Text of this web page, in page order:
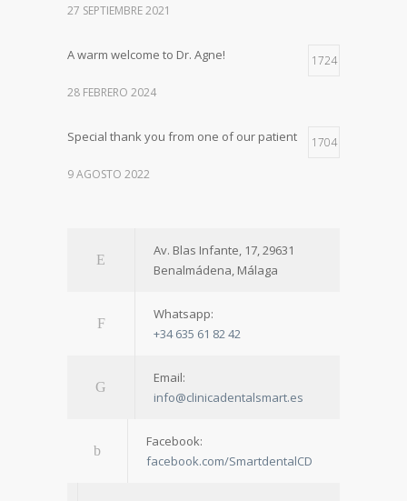
27 SEPTIEMBRE 2021
A warm welcome to Dr. Agne! 1724
28 FEBRERO 2024
Special thank you from one of our patient 1704
9 AGOSTO 2022
Av. Blas Infante, 17, 29631
Benalmádena, Málaga
Whatsapp:
+34 635 61 82 42
Email:
info@clinicadentalsmart.es
Facebook:
facebook.com/SmartdentalCD